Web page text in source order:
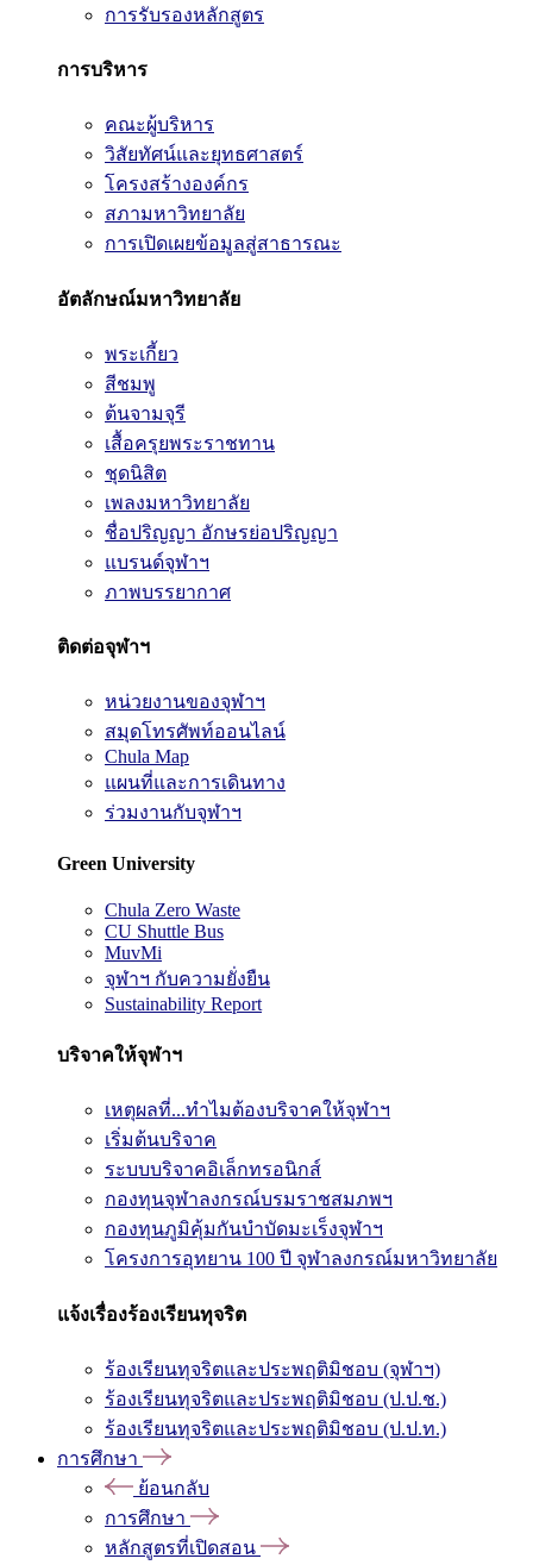
การรับรองหลักสูตร
การบริหาร
คณะผู้บริหาร
วิสัยทัศน์และยุทธศาสตร์
โครงสร้างองค์กร
สภามหาวิทยาลัย
การเปิดเผยข้อมูลสู่สาธารณะ
อัตลักษณ์มหาวิทยาลัย
พระเกี้ยว
สีชมพู
ต้นจามจุรี
เสื้อครุยพระราชทาน
ชุดนิสิต
เพลงมหาวิทยาลัย
ชื่อปริญญา อักษรย่อปริญญา
แบรนด์จุฬาฯ
ภาพบรรยากาศ
ติดต่อจุฬาฯ
หน่วยงานของจุฬาฯ
สมุดโทรศัพท์ออนไลน์
Chula Map
แผนที่และการเดินทาง
ร่วมงานกับจุฬาฯ
Green University
Chula Zero Waste
CU Shuttle Bus
MuvMi
จุฬาฯ กับความยั่งยืน
Sustainability Report
บริจาคให้จุฬาฯ
เหตุผลที่...ทำไมต้องบริจาคให้จุฬาฯ
เริ่มต้นบริจาค
ระบบบริจาคอิเล็กทรอนิกส์
กองทุนจุฬาลงกรณ์บรมราชสมภพฯ
กองทุนภูมิคุ้มกันบำบัดมะเร็งจุฬาฯ
โครงการอุทยาน 100 ปี จุฬาลงกรณ์มหาวิทยาลัย
แจ้งเรื่องร้องเรียนทุจริต
ร้องเรียนทุจริตและประพฤติมิชอบ (จุฬาฯ)
ร้องเรียนทุจริตและประพฤติมิชอบ (ป.ป.ช.)
ร้องเรียนทุจริตและประพฤติมิชอบ (ป.ป.ท.)
การศึกษา
ย้อนกลับ
การศึกษา
หลักสูตรที่เปิดสอน